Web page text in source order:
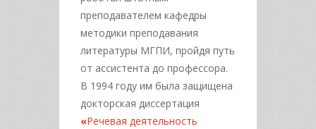
преподавателем кафедры
методики преподавания
литературы МГПИ, пройдя путь
от ассистента до профессора.
В 1994 году им была защищена
докторская диссертация
«Речевая деятельность